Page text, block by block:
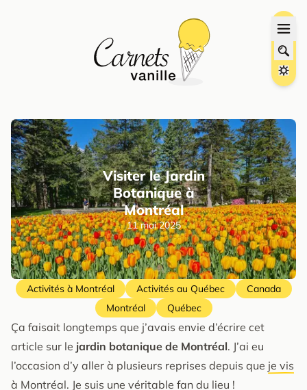
Visiter le Jardin
Botanique à
Montréal
11 mai 2025
Activités à Montréal Activités au Québec
Canada
Montréal
Québec
Ça faisait longtemps que j’avais envie d’écrire cet
article sur le jardin botanique de Montréal. J’ai eu
l’occasion d’y aller à plusieurs reprises depuis que je vis
à Montréal. Je suis une véritable fan du lieu !